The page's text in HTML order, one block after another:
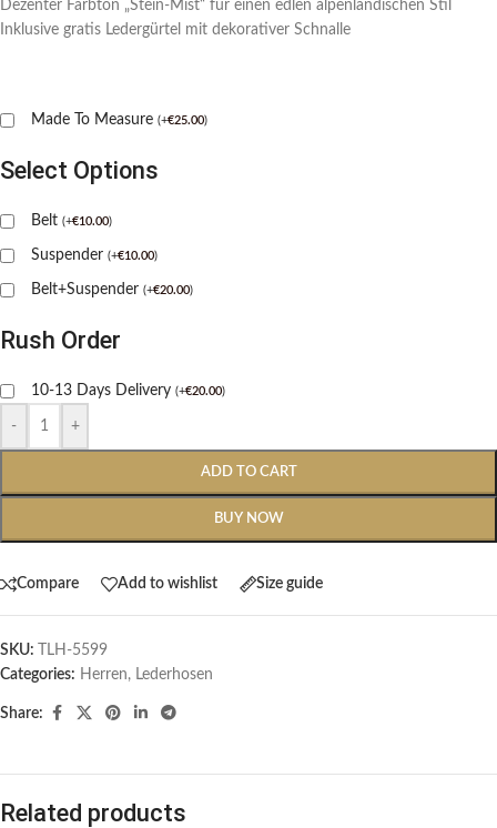
Dezenter Farbton „Stein-Mist“ für einen edlen alpenländischen Stil
Inklusive gratis Ledergürtel mit dekorativer Schnalle
Made To Measure (+€25.00)
Select Options
Belt (+€10.00)
Suspender (+€10.00)
Belt+Suspender (+€20.00)
Rush Order
10-13 Days Delivery (+€20.00)
- +
ADD TO CART
BUY NOW
Compare Add to wishlist Size guide
SKU:
TLH-5599
Categories: Herren, Lederhosen
Share:
Related products